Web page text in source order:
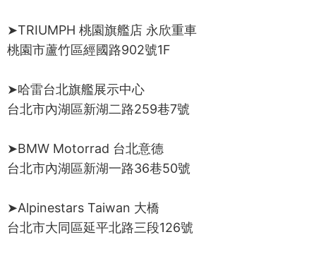
➤TRIUMPH 桃園旗艦店 永欣重車
桃園市蘆竹區經國路902號1F
➤哈雷台北旗艦展示中心
台北市內湖區新湖二路259巷7號
➤BMW Motorrad 台北意德
台北市內湖區新湖一路36巷50號
➤Alpinestars Taiwan 大橋
台北市大同區延平北路三段126號